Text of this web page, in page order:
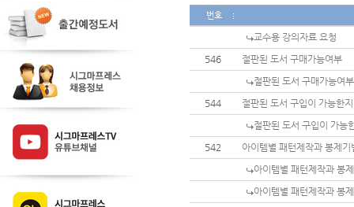
번호
교수용 강의자료 요청
546
절판된 도서 구매가능여부
절판된 도서 구매가능여부
544
절판된 도서 구입이 가능한
절판된 도서 구입이 가능
542
아이템별 패턴제작과 봉제기
아이템별 패턴제작과 봉
아이템별 패턴제작과 봉